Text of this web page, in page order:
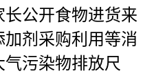
长公开食物进货来
剂采购利用等消
污染物排放尺